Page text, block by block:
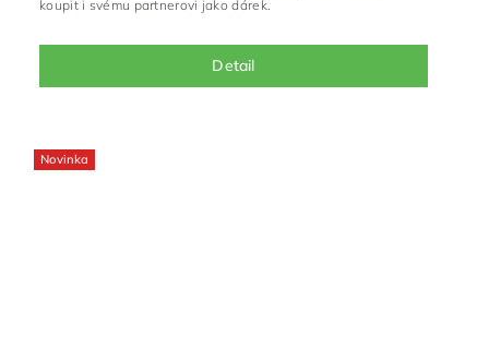
Detail
koupit i svému partnerovi jako dárek.
Novinka